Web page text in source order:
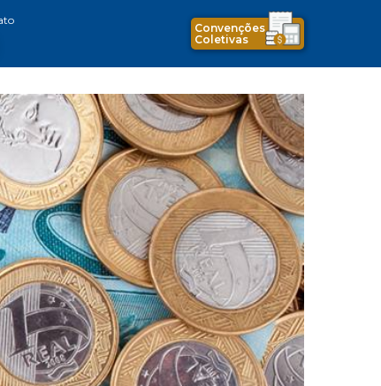
Convenções
Coletivas